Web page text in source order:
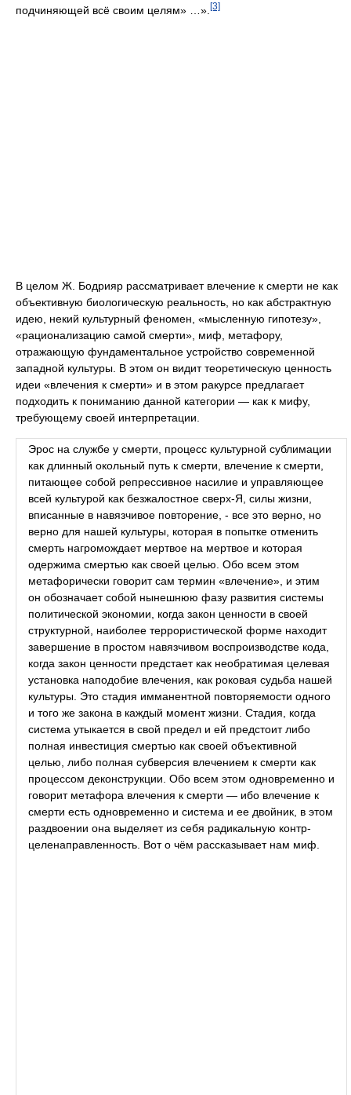
подчиняющей всё своим целям» …». [3]
В целом Ж. Бодрияр рассматривает влечение к смерти не как
объективную биологическую реальность, но как абстрактную
идею, некий культурный феномен, «мысленную гипотезу»,
«рационализацию самой смерти», миф, метафору,
отражающую фундаментальное устройство современной
западной культуры. В этом он видит теоретическую ценность
идеи «влечения к смерти» и в этом ракурсе предлагает
подходить к пониманию данной категории — как к мифу,
требующему своей интерпретации.
Эрос на службе у смерти, процесс культурной сублимации
как длинный окольный путь к смерти, влечение к смерти,
питающее собой репрессивное насилие и управляющее
всей культурой как безжалостное сверх-Я, силы жизни,
вписанные в навязчивое повторение, - все это верно, но
верно для нашей культуры, которая в попытке отменить
смерть нагромождает мертвое на мертвое и которая
одержима смертью как своей целью. Обо всем этом
метафорически говорит сам термин «влечение», и этим
он обозначает собой нынешнюю фазу развития системы
политической экономии, когда закон ценности в своей
структурной, наиболее террористической форме находит
завершение в простом навязчивом воспроизводстве кода,
когда закон ценности предстает как необратимая целевая
установка наподобие влечения, как роковая судьба нашей
культуры. Это стадия имманентной повторяемости одного
и того же закона в каждый момент жизни. Стадия, когда
система утыкается в свой предел и ей предстоит либо
полная инвестиция смертью как своей объективной
целью, либо полная субверсия влечением к смерти как
процессом деконструкции. Обо всем этом одновременно и
говорит метафора влечения к смерти — ибо влечение к
смерти есть одновременно и система и ее двойник, в этом
раздвоении она выделяет из себя радикальную контр-
целенаправленность. Вот о чём рассказывает нам миф.